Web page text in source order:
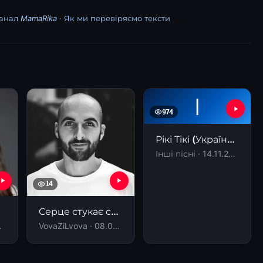
MamaRika· Як ми перевіряємо тексти
14
Серце стукає стукає стукає
VovaZiLvova · 08.08.2024
І
974
Рікі Тікі (Українська версія)
Інші пісні · 14.11.2025